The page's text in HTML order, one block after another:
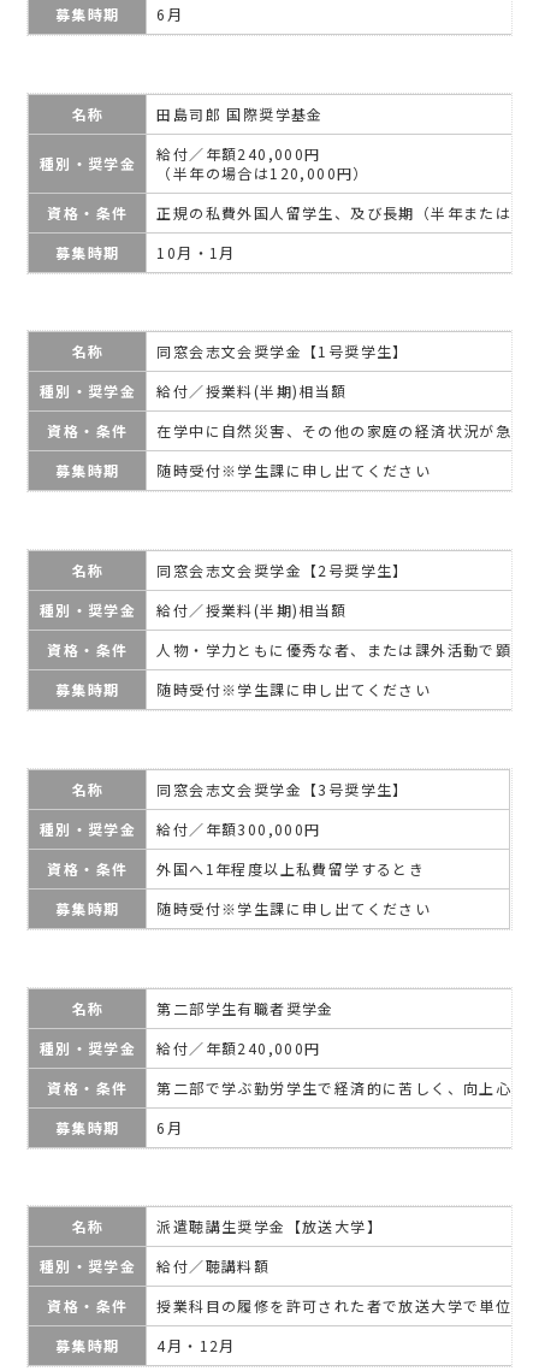
募集時期
6月
名称 田島司郎 国際奨学基金
種別・奨学金
給付／年額240,000円
（半年の場合は120,000円）
資格・条件
正規の私費外国人留学生、及び長期（半年または1
募集時期
10月・1月
名称
同窓会志文会奨学金【1号奨学生】
種別・奨学金
給付／授業料(半期)相当額
資格・条件
在学中に自然災害、その他の家庭の経済状況が急
募集時期
随時受付※学生課に申し出てください
名称
同窓会志文会奨学金【2号奨学生】
種別・奨学金
給付／授業料(半期)相当額
資格・条件
人物・学力ともに優秀な者、または課外活動で顕
募集時期
随時受付※学生課に申し出てください
名称
同窓会志文会奨学金【3号奨学生】
種別・奨学金
給付／年額300,000円
資格・条件
外国へ1年程度以上私費留学するとき
募集時期
随時受付※学生課に申し出てください
名称
第二部学生有職者奨学金
種別・奨学金
給付／年額240,000円
資格・条件
第二部で学ぶ勤労学生で経済的に苦しく、向上心が
募集時期
6月
名称
派遣聴講生奨学金【放送大学】
種別・奨学金
給付／聴講料額
資格・条件
授業科目の履修を許可された者で放送大学で単位を
募集時期
4月・12月